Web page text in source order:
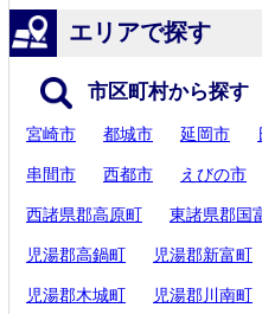
エリアで探す
市区町村から探す
宮崎市 都城市 延岡市
串間市 西都市 えびの市
西諸県郡高原町 東諸県郡国
児湯郡高鍋町 児湯郡新富町
児湯郡木城町 児湯郡川南町